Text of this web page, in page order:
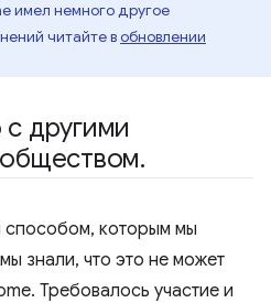
имел немного другое
читайте вобновлении
другими
.
способом, которым мы
знали, что это не может
Требовалось участие и